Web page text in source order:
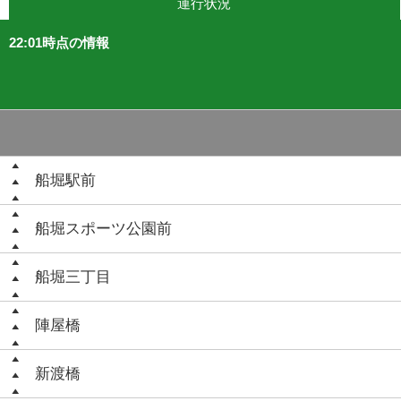
運行状況
22:01時点の情報
船堀駅前
船堀スポーツ公園前
船堀三丁目
陣屋橋
新渡橋